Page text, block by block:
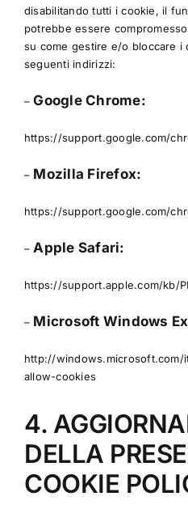
disabilitando tutti i cookie, il
potrebbe essere
su come gestire e/o bloccare i
seguenti indirizzi:
–Google Chrome:
https://support.google.com/
– Mozilla Firefox:
https://support.google.com/
– Apple Safari:
https://support.apple.com/kb/
– Microsoft Windows
http://
allow-cookies
4.
DELLA
COOKIE